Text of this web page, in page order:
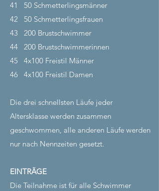
41
50 Schmetterlingsmänner
42
50 Schmetterlingsfrauen
43
200 Brustschwimmer
44
200 Brustschwimmerinnen
45
4x100 Freistil Männer
46
4x100 Freistil Damen
Die drei schnellsten Läufe jeder
Altersklasse werden zusammen
geschwommen, alle anderen Läufe werden
nur nach Nennzeiten gesetzt.
EINTRÄGE
Die Teilnahme ist für alle Schwimmer